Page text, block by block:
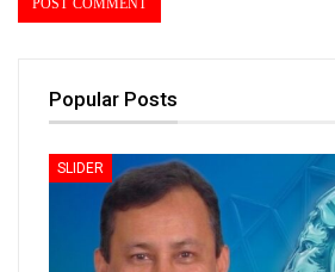
Popular Posts
SLIDER